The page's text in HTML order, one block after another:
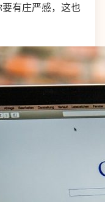
有庄严感，这也